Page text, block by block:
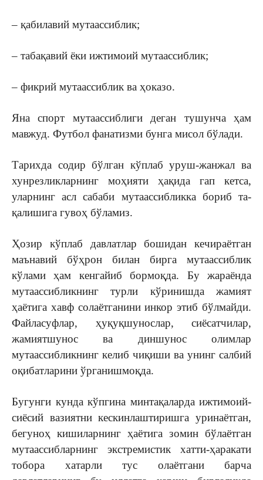
– қабилавий мутаассиблик;
– табақавий ёки ижтимоий мутаас­сиблик;
– фикрий мутаассиблик ва ҳоказо.
Яна спорт мутаассиблиги деган тушунча ҳам
мавжуд. Футбол фанатизми бунга мисол бўлади.
Тарихда содир бўлган кўплаб уруш-жанжал ва
хунрезликларнинг моҳияти ҳақида гап кетса,
уларнинг асл сабаби мутаассибликка бориб та­
қалишига гу­воҳ бўламиз.
Ҳозир кўплаб давлатлар бошидан кечираётган
маънавий бўҳрон билан бирга мутаассиблик
кўлами ҳам кенгайиб бормоқда. Бу жараёнда
мута­ассибликнинг турли кўринишда жа­мият
ҳаётига хавф солаётганини инкор этиб бўлмайди.
Файласуфлар, ҳуқуқ­шунослар, сиёсатчилар,
жамиятшунос ва дин­шунос олимлар
мутаассибликнинг келиб чи­қиши ва унинг салбий
оқибатла­рини ўрганишмоқда.
Бугунги кунда кўпгина минтақалар­да иж­тимоий-
сиёсий вазиятни кескинлаштиришга уринаётган,
бегуноҳ кишиларнинг ҳаётига зомин бўлаётган
мутаассибларнинг экстремистик хат­ти-ҳаракати
тобора хатарли тус олаётгани барча